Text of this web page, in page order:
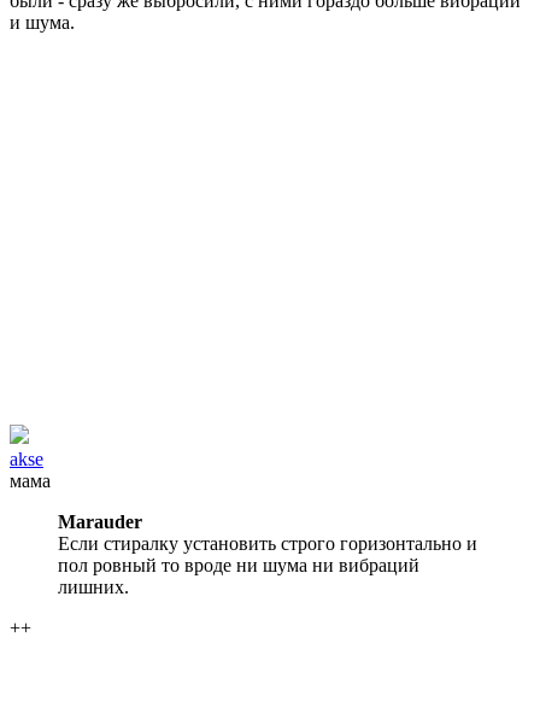
и шума.
akse
мама
Marauder
Если стиралку установить строго горизонтально и
пол ровный то вроде ни шума ни вибраций
лишних.
++